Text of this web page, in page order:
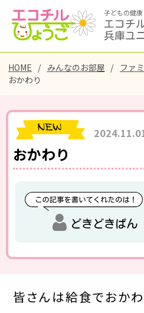
子どもの健
エコチ
兵庫ユ
HOME みんなのお部屋
ファ
おかわり
おかわり
どきどきぱん
皆さんは給食でおか